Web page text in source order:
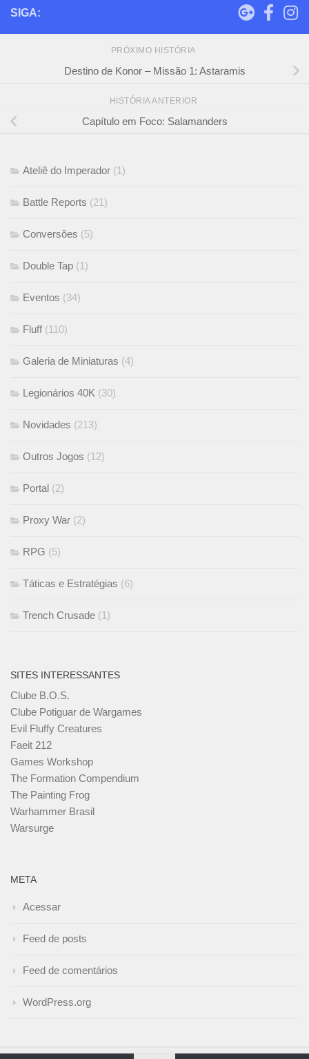
SIGA:
PRÓXIMO HISTÓRIA
Destino de Konor – Missão 1: Astaramis
HISTÓRIA ANTERIOR
Capítulo em Foco: Salamanders
Ateliê do Imperador (1)
Battle Reports (21)
Conversões (5)
Double Tap (1)
Eventos (34)
Fluff (110)
Galeria de Miniaturas (4)
Legionários 40K (30)
Novidades (213)
Outros Jogos (12)
Portal (2)
Proxy War (2)
RPG (5)
Táticas e Estratégias (6)
Trench Crusade (1)
SITES INTERESSANTES
Clube B.O.S.
Clube Potiguar de Wargames
Evil Fluffy Creatures
Faeit 212
Games Workshop
The Formation Compendium
The Painting Frog
Warhammer Brasil
Warsurge
META
Acessar
Feed de posts
Feed de comentários
WordPress.org